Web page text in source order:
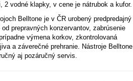
2 vodné klapky,v cene je nátrubok a kufor.
Belltone je v ČR urobený predpredajný
prepravných konzervantov, zabrúsenie
výmena korkov, zkontrolovaná
a záverečné prehranie. Nástroje Belltone
aj pozáručný servis.